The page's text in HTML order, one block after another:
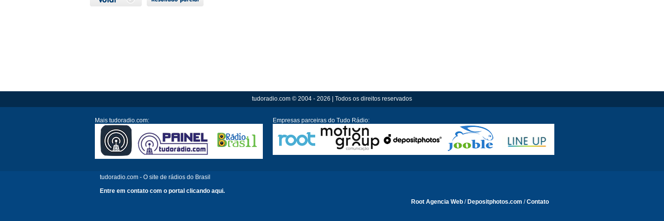
tudoradio.com © 2004 - 2026 | Todos os direitos reservados
Mais tudoradio.com: Empresas parceiras do Tudo Rádio:
tudoradio.com - O site de rádios do Brasil
Entre em contato com o portal clicando aqui.
Root Agencia Web / Depositphotos.com /Contato